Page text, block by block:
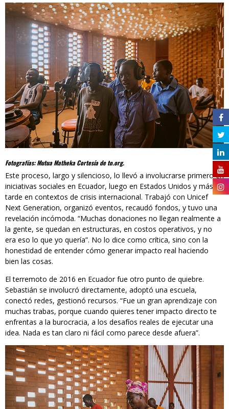
Fotografías: Mutua Matheka Cortesía de to.org.
Este proceso, largo y silencioso, lo llevó a involucrarse primero en
iniciativas sociales en Ecuador, luego en Estados Unidos y más
tarde en contextos de crisis internacional. Trabajó con Unicef
Next Generation, organizó eventos, recaudó fondos, y tuvo una
revelación incómoda. “Muchas donaciones no llegan realmente a
la gente, se quedan en estructuras, en costos operativos, y no
era eso lo que yo quería”. No lo dice como crítica, sino con la
honestidad de entender cómo generar impacto real haciendo
bien las cosas.
El terremoto de 2016 en Ecuador fue otro punto de quiebre.
Sebastián se involucró directamente, adoptó una escuela,
conectó redes, gestionó recursos. “Fue un gran aprendizaje con
muchas trabas, porque cuando quieres tener impacto directo te
enfrentas a la burocracia, a los desafíos reales de ejecutar una
idea. Nada es tan claro ni fácil como parece desde afuera”.